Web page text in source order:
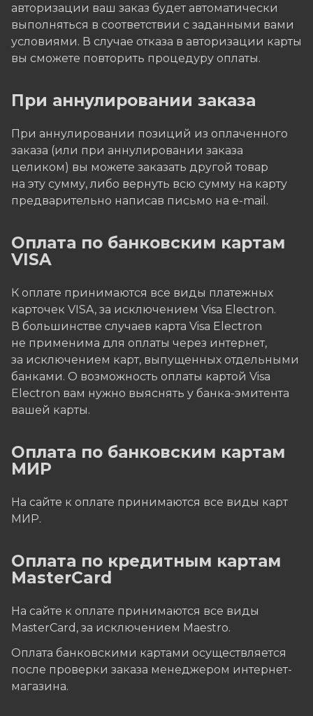
авторизации ваш заказ будет автоматически
выполняться в соответствии с заданными вами
условиями. В случае отказа в авторизации карты
вы сможете повторить процедуру оплаты.
При аннулировании заказа
При аннулировании позиций из оплаченного
заказа (или при аннулировании заказа
целиком) вы можете заказать другой товар
на эту сумму, либо вернуть всю сумму на карту
предварительно написав письмо на e-mail.
Оплата по банковским картам
VISA
К оплате принимаются все виды платежных
карточек VISA, за исключением Visa Electron.
В большинстве случаев карта Visa Electron
не применима для оплаты через интернет,
за исключением карт, выпущенных отдельными
банками. О возможность оплаты картой Visa
Electron вам нужно выяснять у банка-эмитента
вашей карты.
Оплата по банковским картам
МИР
На сайте к оплате принимаются все виды карт
МИР.
Оплата по кредитным картам
MasterCard
На сайте к оплате принимаются все виды
MasterCard, за исключением Maestro.
Оплата банковскими картами осуществляется
после проверки заказа менеджером интернет-
магазина.